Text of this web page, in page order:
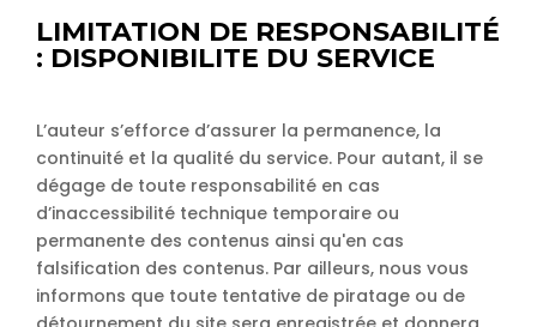
LIMITATION DE RESPONSABILITÉ
: DISPONIBILITE DU SERVICE
L’auteur s’efforce d’assurer la permanence, la
continuité et la qualité du service. Pour autant, il se
dégage de toute responsabilité en cas
d’inaccessibilité technique temporaire ou
permanente des contenus ainsi qu'en cas
falsification des contenus. Par ailleurs, nous vous
informons que toute tentative de piratage ou de